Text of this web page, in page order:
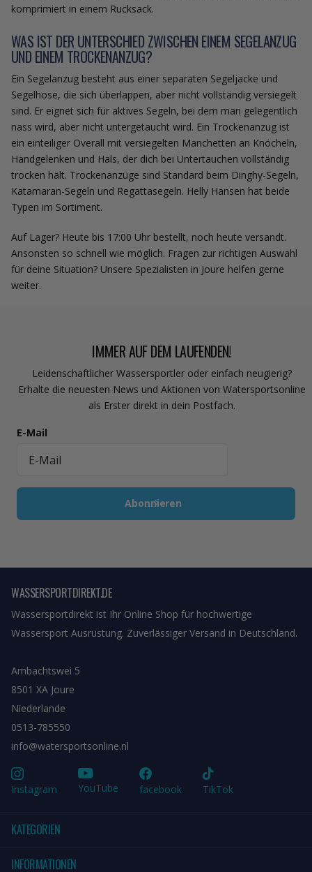
komprimiert in einem Rucksack.
WAS IST DER UNTERSCHIED ZWISCHEN EINEM SEGELANZUG
UND EINEM TROCKENANZUG?
Ein Segelanzug besteht aus einer separaten Segeljacke und
Segelhose, die sich überlappen, aber nicht vollständig versiegelt
sind. Er eignet sich für aktives Segeln, bei dem man gelegentlich
nass wird, aber nicht untergetaucht wird. Ein Trockenanzug ist
ein einteiliger Overall mit versiegelten Manchetten an Knöcheln,
Handgelenken und Hals, der dich bei Untertauchen vollständig
trocken hält. Trockenanzüge sind Standard beim Dinghy-Segeln,
Katamaran-Segeln und Regattasegeln. Helly Hansen hat beide
Typen im Sortiment.
Auf Lager? Heute bis 17:00 Uhr bestellt, noch heute versandt.
Ansonsten so schnell wie möglich. Fragen zur richtigen Auswahl
für deine Situation? Unsere Spezialisten in Joure helfen gerne
weiter.
IMMER AUF DEM LAUFENDEN!
Leidenschaftlicher Wassersportler oder einfach neugierig?
Erhalte die neuesten News und Aktionen von Watersportsonline
als Erster direkt in dein Postfach.
E-Mail
Abonnieren
WASSERSPORTDIREKT.DE
Wassersportdirekt ist Ihr Online Shop für hochwertige
Wassersport Ausrüstung. Zuverlässiger Versand in Deutschland.
Ambachtswei 5
8501 XA Joure
Niederlande
0513-785550
info@watersportsonline.nl
Instagram YouTube facebook TikTok
KATEGORIEN
INFORMATIONEN